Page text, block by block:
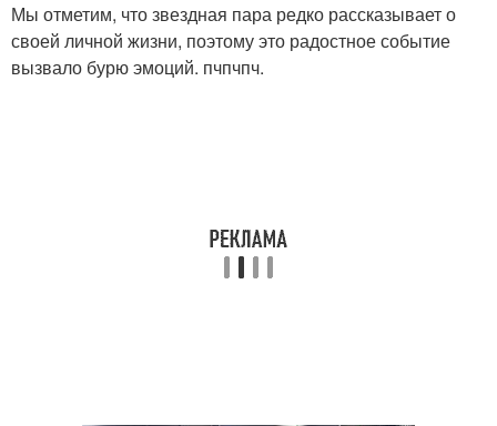
Мы отметим, что звездная пара редко рассказывает о
своей личной жизни, поэтому это радостное событие
вызвало бурю эмоций. пчпчпч.